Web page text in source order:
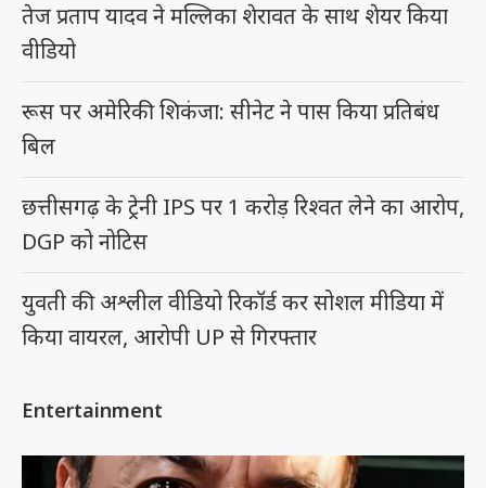
तेज प्रताप यादव ने मल्लिका शेरावत के साथ शेयर किया
वीडियो
रूस पर अमेरिकी शिकंजा: सीनेट ने पास किया प्रतिबंध
बिल
छत्तीसगढ़ के ट्रेनी IPS पर 1 करोड़ रिश्वत लेने का आरोप,
DGP को नोटिस
युवती की अश्लील वीडियो रिकॉर्ड कर सोशल मीडिया में
किया वायरल, आरोपी UP से गिरफ्तार
Entertainment